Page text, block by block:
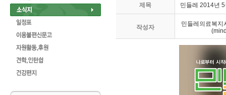
제목 민들레 2014년
작성자
민들레의료복지